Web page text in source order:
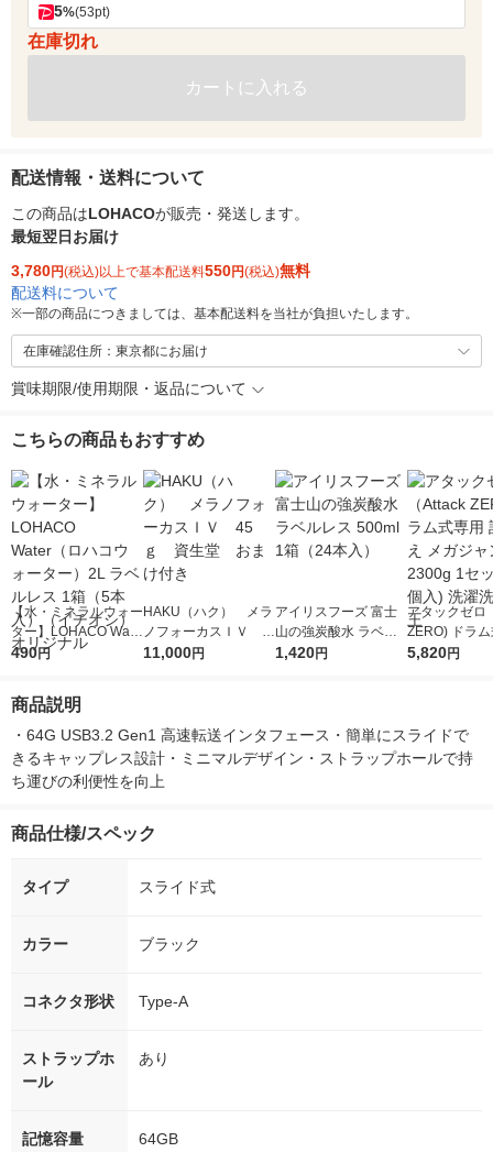
5%(53pt)
在庫切れ
カートに入れる
配送情報・送料について
この商品はLOHACOが販売・発送します。
最短翌日お届け
3,780円(税込)以上で基本配送料550円(税込)無料
配送料について
※一部の商品につきましては、基本配送料を当社が負担いたします。
在庫確認住所：東京都にお届け
賞味期限/使用期限・返品について
こちらの商品もおすすめ
【水・ミネラルウォー
ター】LOHACO Wate
r（ロハコウォータ
シ） オリジナル
490円
HAKU（ハク） メラ
ノフォーカスＩＶ 4
5ｇ 資生堂 おまけ
11,000円
アイリスフーズ 富士
山の強炭酸水 ラベル
レス 500ml 1箱（24
1,420円
アタックゼロ
ZERO) ドラ
詰め替え メガ
5,820円
商品説明
・64G USB3.2 Gen1 高速転送インタフェース・簡単にスライドで
きるキャップレス設計・ミニマルデザイン・ストラップホールで持
ち運びの利便性を向上
商品仕様/スペック
タイプ スライド式
カラー ブラック
コネクタ形状 Type-A
ストラップホ
ール
あり
記憶容量 64GB